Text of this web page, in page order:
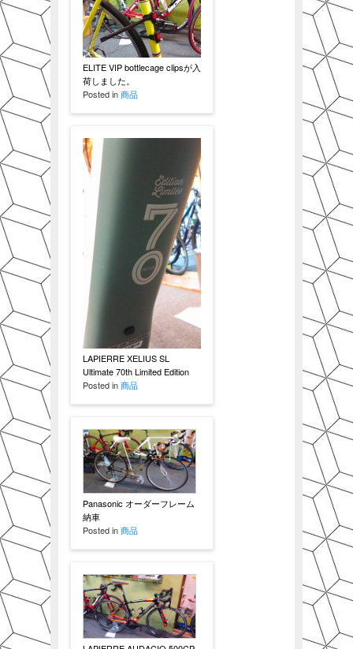
ELITE VIP bottlecage clipsが入
荷しました。
Posted in商品
LAPIERRE XELIUS SL
Ultimate 70th Limited Edition
Posted in商品
Panasonic オーダーフレーム
納車
Posted in商品